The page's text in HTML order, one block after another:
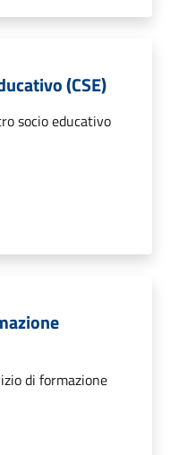
(CSE)
socio educativo
di formazione